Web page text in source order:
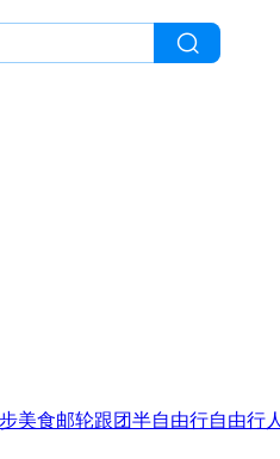
美食邮轮跟团半自由行自由行